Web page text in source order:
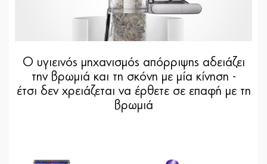
Ο υγιεινός μηχανισμός απόρριψης αδειάζει
την βρωμιά και τη σκόνη με μία κίνηση -
έτσι δεν χρειάζεται να έρθετε σε επαφή με τη
βρωμιά